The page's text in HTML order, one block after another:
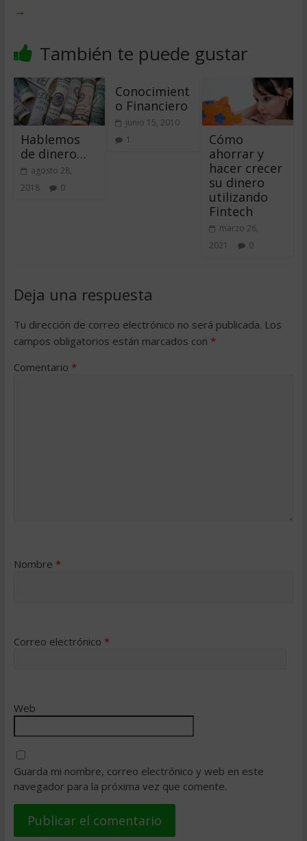
→
También te puede gustar
Hablemos
de dinero…
agosto 28,
2018
0
Conocimient
o Financiero
junio 15, 2010
1
Cómo
ahorrar y
hacer crecer
su dinero
utilizando
Fintech
marzo 26,
2021
0
Deja una respuesta
Tu dirección de correo electrónico no será publicada. Los
campos obligatorios están marcados con *
Comentario *
Nombre *
Correo electrónico *
Web
Guarda mi nombre, correo electrónico y web en este
navegador para la próxima vez que comente.